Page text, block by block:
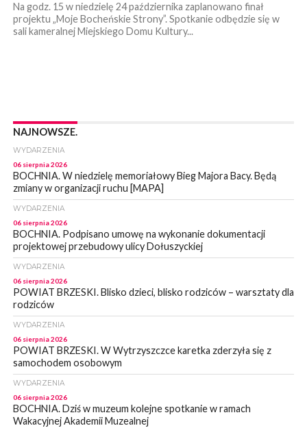
Na godz. 15 w niedzielę 24 października zaplanowano finał
projektu „Moje Bocheńskie Strony”. Spotkanie odbędzie się w
sali kameralnej Miejskiego Domu Kultury...
NAJNOWSZE.
WYDARZENIA
06 sierpnia 2026
BOCHNIA. W niedzielę memoriałowy Bieg Majora Bacy. Będą
zmiany w organizacji ruchu [MAPA]
WYDARZENIA
06 sierpnia 2026
BOCHNIA. Podpisano umowę na wykonanie dokumentacji
projektowej przebudowy ulicy Dołuszyckiej
WYDARZENIA
06 sierpnia 2026
POWIAT BRZESKI. Blisko dzieci, blisko rodziców – warsztaty dla
rodziców
WYDARZENIA
06 sierpnia 2026
POWIAT BRZESKI. W Wytrzyszczce karetka zderzyła się z
samochodem osobowym
WYDARZENIA
06 sierpnia 2026
BOCHNIA. Dziś w muzeum kolejne spotkanie w ramach
Wakacyjnej Akademii Muzealnej